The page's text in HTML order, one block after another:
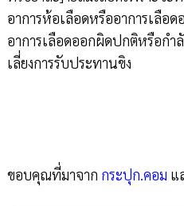
อาการห้อเลือดหรืออาการเลือ
อาการเลือดออกผิดปกติหรือกำ
เลี่ยงการรับประทานขิง
ขอบคุณที่มาจาก กระปุก.คอม แ